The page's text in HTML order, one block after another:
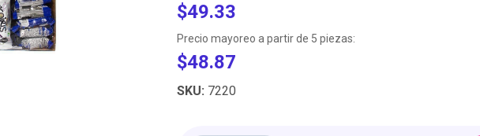
$49.33
Precio mayoreo a partir de 5 piezas:
$48.87
SKU: 7220